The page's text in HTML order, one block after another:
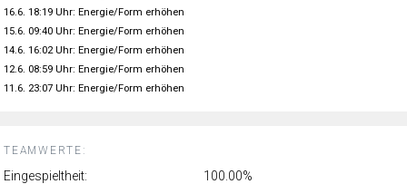
TEAMWERTE:
Eingespieltheit:
100.00%
16.6. 18:19 Uhr: Energie/Form erhöhen
15.6. 09:40 Uhr: Energie/Form erhöhen
14.6. 16:02 Uhr: Energie/Form erhöhen
12.6. 08:59 Uhr: Energie/Form erhöhen
11.6. 23:07 Uhr: Energie/Form erhöhen